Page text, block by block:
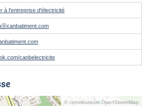
à l'entreprise d'électricité
canbelectricite
© contributeurs OpenStreetMap